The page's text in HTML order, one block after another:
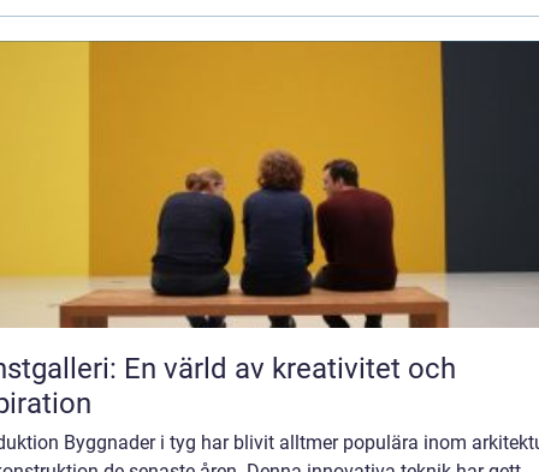
En värld av kreativitet och
Byggnader i tyg har blivit alltmer populära inom